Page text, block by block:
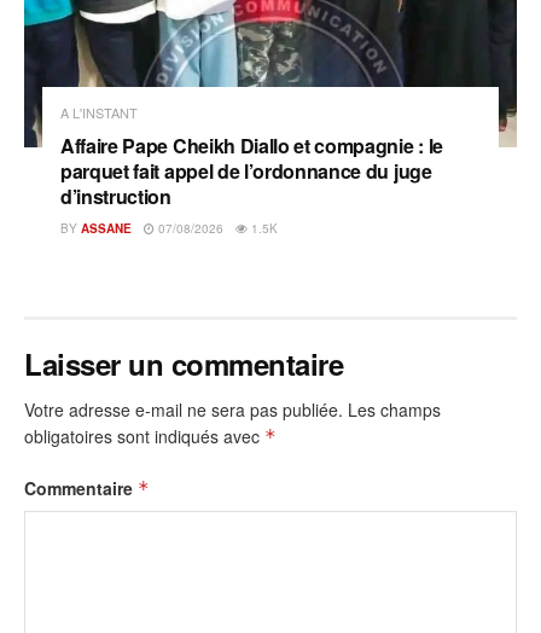
A L'INSTANT
Affaire Pape Cheikh Diallo et compagnie : le
parquet fait appel de l’ordonnance du juge
d’instruction
BY ASSANE 07/08/2026 1.5K
Laisser un commentaire
Votre adresse e-mail ne sera pas publiée. Les champs
obligatoires sont indiqués avec *
Commentaire *